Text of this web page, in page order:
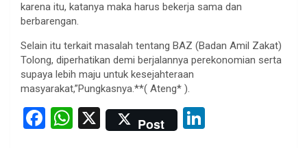
karena itu, katanya maka harus bekerja sama dan
berbarengan.
Selain itu terkait masalah tentang BAZ (Badan Amil Zakat)
Tolong, diperhatikan demi berjalannya perekonomian serta
supaya lebih maju untuk kesejahteraan
masyarakat,”Pungkasnya.**( Ateng* ).
F
W X Post